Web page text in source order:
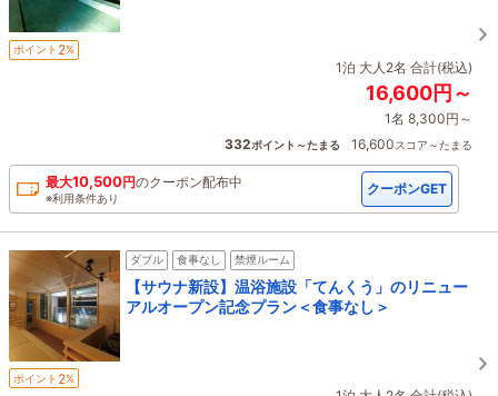
ポイント 2%
1泊 大人2名 合計(税込)
16,600円～
1名 8,300円～
332ポイント～たまる 16,600スコア～たまる
最大10,500円のクーポン配布中
※利用条件あり
クーポンGET
ダブル 食事なし 禁煙ルーム
【サウナ新設】温浴施設「てんくう」のリニュー
アルオープン記念プラン＜食事なし＞
ポイント 2%